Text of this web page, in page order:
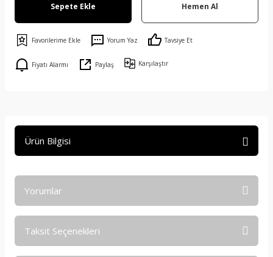
Sepete Ekle Hemen Al
Yorum Yaz Tavsiye Et
Fiyatı Alarmı Paylaş Karşılaştır
Ürün Bilgisi
Yorumlar
Taksit Seçenekleri